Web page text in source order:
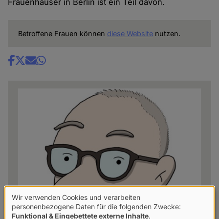
Betroffene Frauen können diese Websitenutzen.
Share
Verwendung
Wir verwenden Cookies und verarbeiten
personenbezogene Daten für die folgenden Zwecke:
Funktional & Eingebettete externe Inhalte.